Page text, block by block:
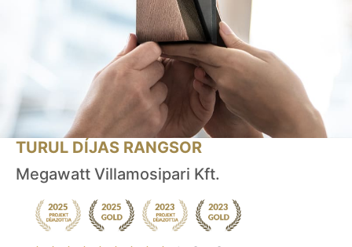
TURUL DÍJAS RANGSOR
Megawatt Villamosipari Kft.